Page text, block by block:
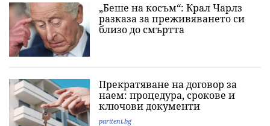
„Беше на косъм“: Крал Чарлз
разказа за преживяването си
близо до смъртта
Прекратяване на договор за
наем: процедура, срокове и
ключови документи
pariteni.bg